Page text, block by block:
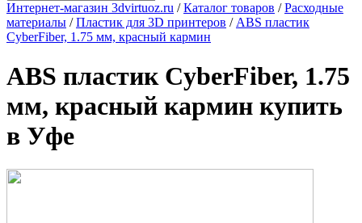
Интернет-магазин 3dvirtuoz.ru /Каталог товаров /Расходные
материалы /Пластик для 3D принтеров / ABS пластик
CyberFiber, 1.75 мм, красный кармин
ABS пластик CyberFiber, 1.75
мм, красный кармин купить
в Уфе